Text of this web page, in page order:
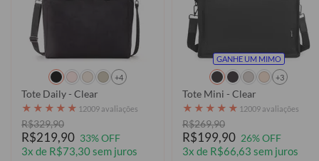
+4
Tote Daily - Clear
★ ★ ★ ★ ★ 12009 avaliações
R$329,90
R$219,90 33% OFF
3x de R$73,30 sem juros
GANHE UM MIMO
+3
Tote Mini - Clear
★ ★ ★ ★ ★ 12009 avaliações
R$269,90
R$199,90 26% OFF
3x de R$66,63 sem juros